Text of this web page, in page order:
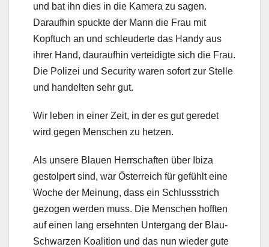
und bat ihn dies in die Kamera zu sagen.
Daraufhin spuckte der Mann die Frau mit
Kopftuch an und schleuderte das Handy aus
ihrer Hand, dauraufhin verteidigte sich die Frau.
Die Polizei und Security waren sofort zur Stelle
und handelten sehr gut.
Wir leben in einer Zeit, in der es gut geredet
wird gegen Menschen zu hetzen.
Als unsere Blauen Herrschaften über Ibiza
gestolpert sind, war Österreich für gefühlt eine
Woche der Meinung, dass ein Schlussstrich
gezogen werden muss. Die Menschen hofften
auf einen lang ersehnten Untergang der Blau-
Schwarzen Koalition und das nun wieder gute